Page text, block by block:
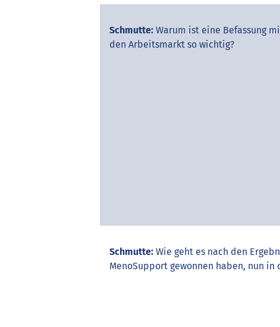
Schmutte: Warum ist eine Befassung
den Arbeitsmarkt so wichtig?
Schmutte: Wie geht es nach den
MenoSupport gewonnen haben, nun in